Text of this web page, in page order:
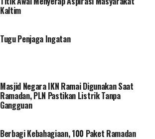
Kaltim
Tugu Penjaga Ingatan
Masjid Negara IKN Ramai Digunakan Saat
Ramadan, PLN Pastikan Listrik Tanpa
Gangguan
Berbagi Kebahagiaan, 100 Paket Ramadan